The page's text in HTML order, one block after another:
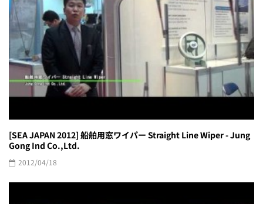
[SEA JAPAN 2012] 船舶用窓ワイパー Straight Line Wiper - Jung
Gong Ind Co.,Ltd.
2012/04/18